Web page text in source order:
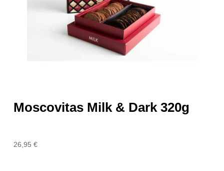
Moscovitas Milk & Dark 320g
26,95€